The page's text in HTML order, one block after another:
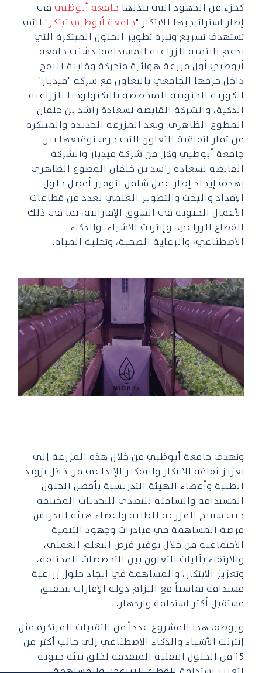
كجزء من الجهود التي تبذلها جامعة أبوظبي في
إطار استراتيجيها للابتكار "جامعة أبوظبي تبتكر" التي
تستهدف تسريع وتيرة تطوير الحلول المبتكرة التي
تدعم التنمية الزراعية المستدامة؛ دشنت جامعة
أبوظبي أول مزرعة هوائية متحركة وقابلة للنفخ
داخل حرمها الجامعي بالتعاون مع شركة "ميدبار"
الكورية الجنوبية المتخصصة بالتكنولوجيا الزراعية
الذكية، والشركة القابضة لسعادة راشد بن خلفان
المطوع الظاهري. وتعد المزرعة الجديدة والمبتكرة
من ثمار اتفاقية التعاون التي جرى توقيعها بين
جامعة أبوظبي وكل من شركة ميدبار والشركة
القابضة لسعادة راشد بن خلفان المطوع الظاهري
بهدف إيجاد إطار عمل شامل لتوفير أفضل حلول
الإمداد والبحث والتطوير العلمي لعدد من قطاعات
الأعمال الحيوية في السوق الإماراتية، بما في ذلك
القطاع الزراعي، وإنترنت الأشياء، والذكاء
الاصطناعي، والرعاية الصحية، وتحلية المياه.
وتهدف جامعة أبوظبي من خلال هذه المزرعة إلى
تعزيز ثقافة الابتكار والتفكير الإبداعي من خلال تزويد
الطلبة وأعضاء الهيئة التدريسية بأفضل الحلول
المستدامة والشاملة للتصدي للتحديات المختلفة
حيث ستتيح المزرعة للطلبة وأعضاء هيئة التدريس
فرصة المساهمة في مبادرات وجهود التنمية
الاجتماعية من خلال توفير فرص التعلم العملي،
والارتقاء بآليات التعاون بين التخصصات المختلفة،
وتعزيز الابتكار، والمساهمة في إيجاد حلول زراعية
مستدامة تماشياً مع التزام دولة الإمارات بتحقيق
مستقبل أكثر استدامة وازدهار.
ويوظف هذا المشروع عدداً من التقنيات المبتكرة مثل
إنترنت الأشياء والذكاء الاصطناعي إلى جانب أكثر من
15 من الحلول التقنية المتقدمة لخلق بيئة حيوية